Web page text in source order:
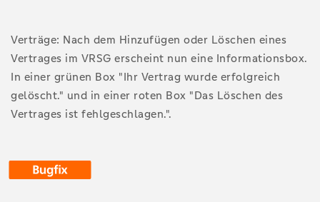
Verträge: Nach dem Hinzufügen oder Löschen eines
Vertrages im VRSG erscheint nun eine Informationsbox.
In einer grünen Box "Ihr Vertrag wurde erfolgreich
gelöscht." und in einer roten Box "Das Löschen des
Vertrages ist fehlgeschlagen.".